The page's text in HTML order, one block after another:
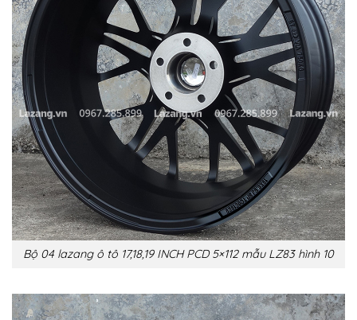
Bộ 04 lazang ô tô 17,18,19 INCH PCD 5×112 mẫu LZ83 hình 10